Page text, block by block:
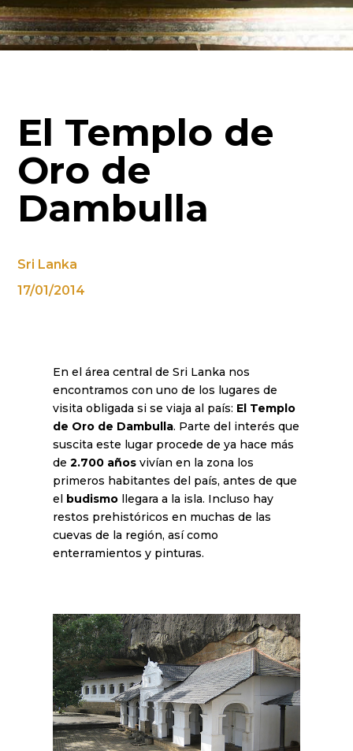
El Templo de
Oro de
Dambulla
Sri Lanka
17/01/2014
En el área central de Sri Lanka nos
encontramos con uno de los lugares de
visita obligada si se viaja al país: El Templo
de Oro de Dambulla. Parte del interés que
suscita este lugar procede de ya hace más
de2.700 años vivían en la zona los
primeros habitantes del país, antes de que
el budismo llegara a la isla. Incluso hay
restos prehistóricos en muchas de las
cuevas de la región, así como
enterramientos y pinturas.